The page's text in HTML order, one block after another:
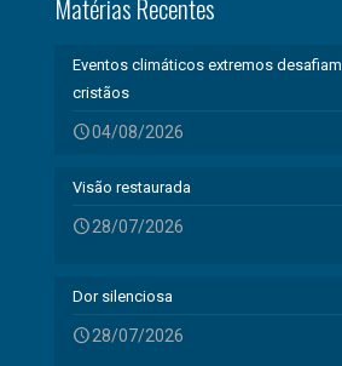
Matérias Recentes
Eventos climáticos extremos desafiam
cristãos
04/08/2026
Visão restaurada
28/07/2026
Dor silenciosa
28/07/2026